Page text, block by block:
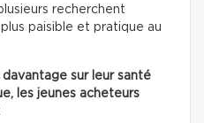
recherchent
paisible et pratique au
sur leur santé
les jeunes acheteurs